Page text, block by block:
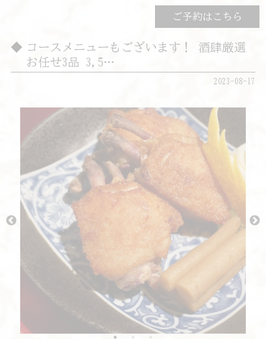
ご予約はこちら
コースメニューもございます！ 酒肆厳選
お任せ3品 3,5…
2023-08-17